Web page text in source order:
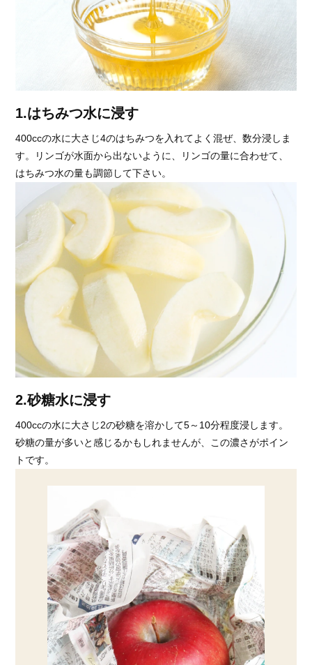
1.はちみつ水に浸す
400ccの水に大さじ4のはちみつを入れてよく混ぜ、数分浸しま
す。リンゴが水面から出ないように、リンゴの量に合わせて、
はちみつ水の量も調節して下さい。
2.砂糖水に浸す
400ccの水に大さじ2の砂糖を溶かして5～10分程度浸します。
砂糖の量が多いと感じるかもしれませんが、この濃さがポイン
トです。